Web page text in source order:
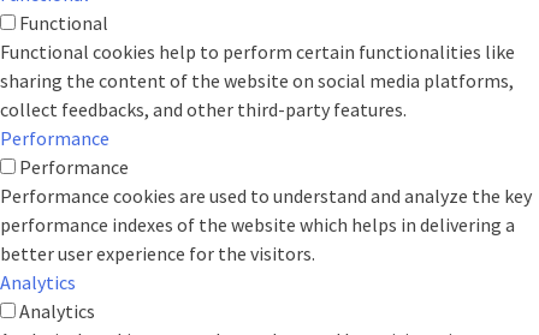
Functional
Functional cookies help to perform certain functionalities like
sharing the content of the website on social media platforms,
collect feedbacks, and other third-party features.
Performance
Performance
Performance cookies are used to understand and analyze the key
performance indexes of the website which helps in delivering a
better user experience for the visitors.
Analytics
Analytics